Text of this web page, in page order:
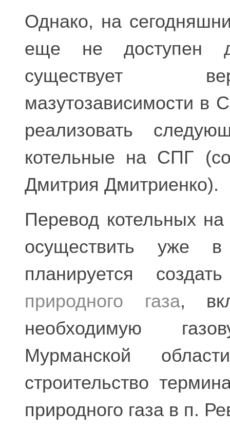
Однако, на
еще не доступен
существует
мазутозависимости в
реализовать
котельные на СПГ
Дмитрия Дмитриенко).
Перевод котельных
осуществить уже
планируется
природного газа,
необходимую
Мурманской
строительство
природного газа в п.